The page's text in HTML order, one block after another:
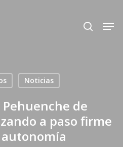
search
Noticias
de
a paso firme
Close